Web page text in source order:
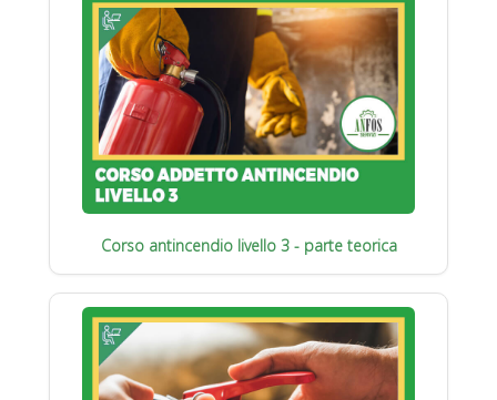
Corso antincendio livello 3 - parte teorica